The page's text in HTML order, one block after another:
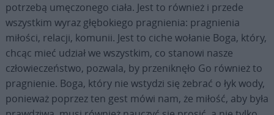
potrzebą umęczonego ciała. Jest to również i przede
wszystkim wyraz głębokiego pragnienia: pragnienia
miłości, relacji, komunii. Jest to ciche wołanie Boga, który,
chcąc mieć udział we wszystkim, co stanowi nasze
człowieczeństwo, pozwala, by przeniknęło Go również to
pragnienie. Boga, który nie wstydzi się żebrać o łyk wody,
ponieważ poprzez ten gest mówi nam, że miłość, aby była